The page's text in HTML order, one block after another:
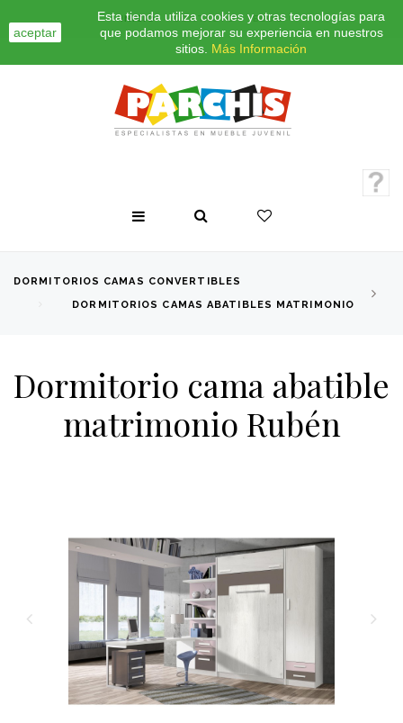
aceptar
Esta tienda utiliza cookies y otras tecnologías para
que podamos mejorar su experiencia en nuestros
sitios. Más Información
INICIO CONTACTO BLOG
DORMITORIOS CAMAS CONVERTIBLES
DORMITORIOS CAMAS ABATIBLES MATRIMONIO
Dormitorio cama abatible
matrimonio Rubén